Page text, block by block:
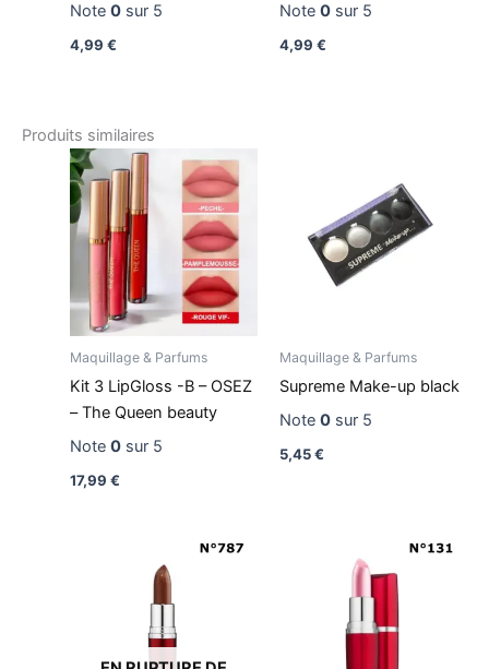
Note 0sur 5
4,99 €
Note 0sur 5
4,99 €
Produits similaires
Maquillage & Parfums
Kit 3 LipGloss -B – OSEZ
– The Queen beauty
Note 0sur 5
17,99 €
Maquillage & Parfums
Supreme Make-up black
Note 0sur 5
5,45€